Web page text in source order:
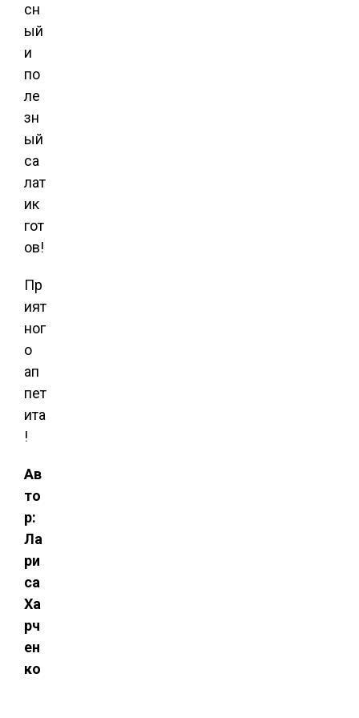
сн
ый
и
по
ле
зн
ый
са
лат
ик
гот
ов!
Пр
ият
ног
о
ап
пет
ита
!
Ав
то
р:
Ла
ри
са
Ха
рч
ен
ко